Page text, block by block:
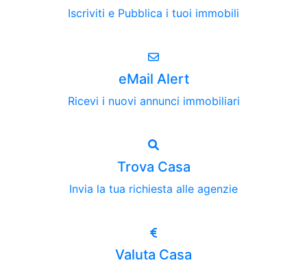
Iscriviti e Pubblica i tuoi immobili
eMail Alert
Ricevi i nuovi annunci immobiliari
Trova Casa
Invia la tua richiesta alle agenzie
Valuta Casa